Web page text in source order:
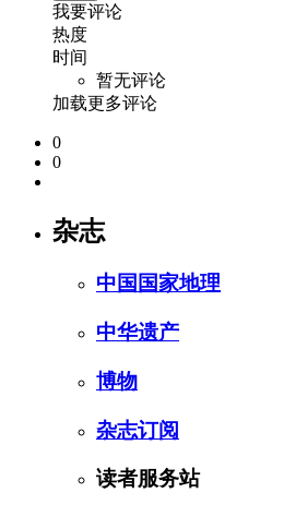
我要评论
热度
时间
暂无评论
加载更多评论
0
0
杂志
中国国家地理
中华遗产
博物
杂志订阅
读者服务站